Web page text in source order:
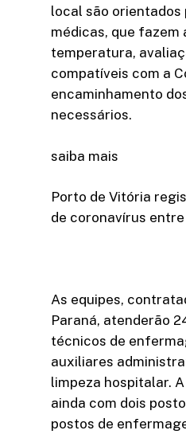
local são orientados
médicas, que fazem
temperatura,
compatíveis com a
encaminhamento
necessários.
saiba mais
Porto de Vitória
de coronavírus
As equipes,
Paraná, atenderão
técnicos de
auxiliares
limpeza hospitalar.
ainda com dois
postos de